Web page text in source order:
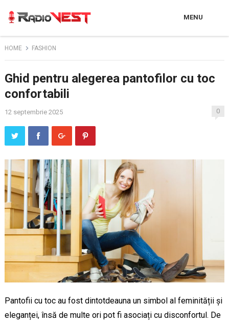
MENU
HOME FASHION
Ghid pentru alegerea pantofilor cu toc
confortabili
12 septembrie 2025 0
Pantofii cu toc au fost dintotdeauna un simbol al feminității și
eleganței, însă de multe ori pot fi asociați cu disconfortul. De